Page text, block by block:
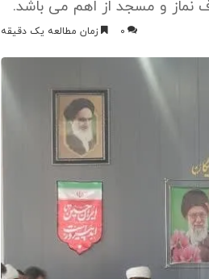
نماز و مسجد از اهم می باشد.
0 زمان مطالعه یک دقیقه